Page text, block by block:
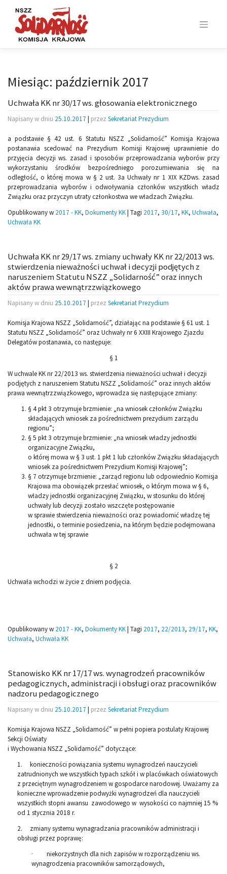
content
Miesiąc: październik 2017
Uchwała KK nr 30/17 ws. głosowania elektronicznego
Napisany w dniu 25.10.2017 | przez Sekretariat Prezydium
a podstawie § 42 ust. 6 Statutu NSZZ „Solidarność” Komisja Krajowa
postanawia scedować na Prezydium Komisji Krajowej uprawnienie do
przyjęcia decyzji ws. zasad i sposobów przeprowadzania wyborów przy
wykorzystaniu środków bezpośredniego porozumiewania się na
odległość, o której mowa w § 2 ust. 3a Uchwały nr 1 XIX KZDws. zasad
przeprowadzania wyborów i odwoływania członków wszystkich władz
Związku oraz przyczyn utraty członkostwa we władzach Związku.
Opublikowany w 2017 - KK, Dokumenty KK| Tagi 2017, 30/17, KK, Uchwała,
Uchwała KK
Uchwała KK nr 29/17 ws. zmiany uchwały KK nr 22/2013 ws.
stwierdzenia nieważności uchwał i decyzji podjętych z
naruszeniem Statutu NSZZ „Solidarność” oraz innych
aktów prawa wewnątrzzwiązkowego
Napisany w dniu 25.10.2017 | przez Sekretariat Prezydium
Komisja Krajowa NSZZ „Solidarność”, działając na podstawie § 61 ust. 1
Statutu NSZZ „Solidarność” oraz Uchwały nr 6 XXIII Krajowego Zjazdu
Delegatów postanawia, co następuje:
§ 1
W uchwale KK nr 22/2013 ws. stwierdzenia nieważności uchwał i decyzji
podjętych z naruszeniem Statutu NSZZ „Solidarność” oraz innych aktów
prawa wewnątrzzwiązkowego, wprowadza się następujące zmiany:
§ 4 pkt 3 otrzymuje brzmienie: „na wniosek członków Związku
składających wniosek za pośrednictwem prezydium zarządu
regionu”;
§ 5 pkt 3 otrzymuje brzmienie: „na wniosek władzy jednostki
organizacyjne Związku,
o której mowa w § 3 ust. 1 pkt 1 lub członków Związku składających
wniosek za pośrednictwem Prezydium Komisji Krajowej”;
§ 7 otrzymuje brzmienie: „zarząd regionu lub odpowiednio Komisja
Krajowa ma obowiązek przesłać wniosek, o którym mowa w § 6,
władzy jednostki organizacyjnej Związku, w stosunku do której
uchwały lub decyzji zostało wszczęte postępowanie
w sprawie stwierdzenia nieważności oraz powiadomić władzę tej
jednostki, o terminie posiedzenia, na którym będzie podejmowana
uchwała w tej sprawie
§ 2
Uchwała wchodzi w życie z dniem podjęcia.
Opublikowany w 2017 - KK, Dokumenty KK| Tagi 2017, 22/2013, 29/17, KK,
Uchwała, Uchwała KK
Stanowisko KK nr 17/17 ws. wynagrodzeń pracowników
pedagogicznych, administracji i obsługi oraz pracowników
nadzoru pedagogicznego
Napisany w dniu 25.10.2017 | przez Sekretariat Prezydium
Komisja Krajowa NSZZ „Solidarność” w pełni popiera postulaty Krajowej
Sekcji Oświaty
i Wychowania NSZZ „Solidarność” dotyczące:
1. konieczności powiązania systemu wynagrodzeń nauczycieli
zatrudnionych we wszystkich typach szkół i w placówkach oświatowych
z przeciętnym wynagrodzeniem w gospodarce narodowej. Uważamy za
konieczne wprowadzenie podwyżki wynagrodzeń dla nauczycieli
wszystkich stopni awansu zawodowego w wysokości co najmniej 15 %
od 1 stycznia 2018 r.
2. zmiany systemu wynagradzania pracowników administracji i
obsługi przez poprawę:
· niekorzystnych dla nich zapisów w rozporządzeniu ws.
wynagrodzenia pracowników samorządowych,